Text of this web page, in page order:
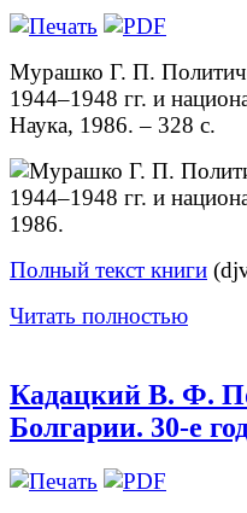
Мурашко Г. П.
1944–1948 гг. и
Наука, 1986. – 328 с.
Полный текст книги
Читать полностью
Кадацкий В. Ф.
Болгарии. 30-е